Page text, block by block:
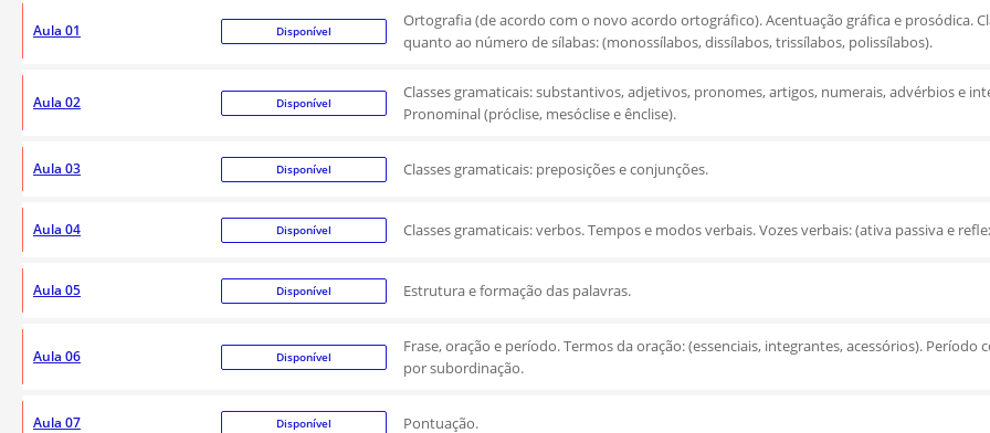
Aula 01 Disponível
Ortografia (de acordo com o novo acordo ortográfico). Acentuação gráfica e prosódica.
quanto ao número de sílabas: (monossílabos, dissílabos, trissílabos, polissílabos).
Aula 02 Disponível
Classes gramaticais: substantivos, adjetivos, pronomes, artigos, numerais, advérbios e
Pronominal (próclise, mesóclise e ênclise).
Aula 03 Disponível Classes gramaticais: preposições e conjunções.
Aula 04 Disponível Classes gramaticais: verbos. Tempos e modos verbais. Vozes verbais: (ativa passiva e
Aula 05 Disponível Estrutura e formação das palavras.
Aula 06 Disponível
Frase, oração e período. Termos da oração: (essenciais, integrantes, acessórios).
por subordinação.
Aula 07 Disponível Pontuação.